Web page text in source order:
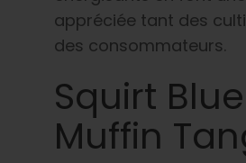
appréciée tant des
des consommateurs.
Squirt
Muffin